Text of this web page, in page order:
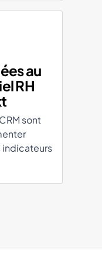
au
RH
sont
indicateurs